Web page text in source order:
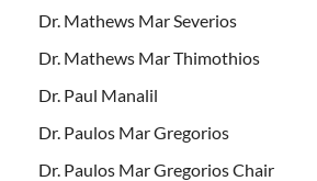
Dr. Mathews Mar Severios
Dr. Mathews Mar Thimothios
Dr. Paul Manalil
Dr. Paulos Mar Gregorios
Dr. Paulos Mar Gregorios Chair